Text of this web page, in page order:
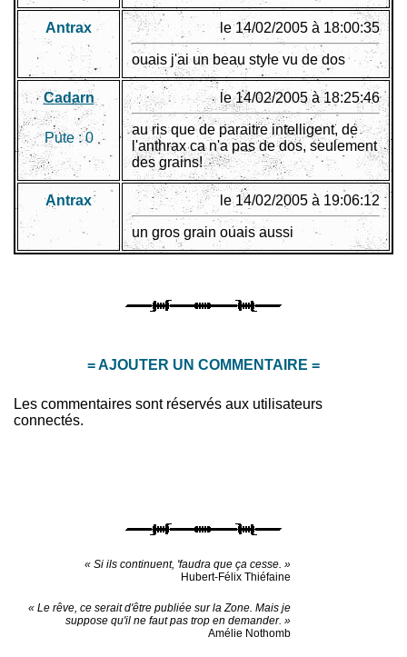
Antrax le 14/02/2005 à 18:00:35
ouais j'ai un beau style vu de dos
Cadarn
Pute :0
le 14/02/2005 à 18:25:46
au ris que de paraitre intelligent, de
l'anthrax ca n'a pas de dos, seulement
des grains!
Antrax le 14/02/2005 à 19:06:12
un gros grain ouais aussi
= AJOUTER UN COMMENTAIRE =
Les commentaires sont réservés aux utilisateurs
connectés.
« Si ils continuent, 'faudra que ça cesse. »
Hubert-Félix Thiéfaine
« Le rêve, ce serait d'être publiée sur la Zone. Mais je
suppose qu'il ne faut pas trop en demander. »
Amélie Nothomb